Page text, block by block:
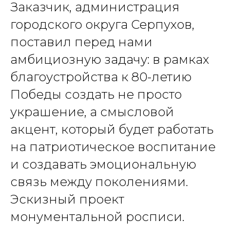
Заказчик, администрация
городского округа Серпухов,
поставил перед нами
амбициозную задачу: в рамках
благоустройства к 80-летию
Победы создать не просто
украшение, а смысловой
акцент, который будет работать
на патриотическое воспитание
и создавать эмоциональную
связь между поколениями.
Эскизный проект
монументальной росписи.